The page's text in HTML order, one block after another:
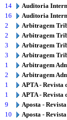
14
Auditoria
16
Auditoria
2
Arbitragem
2
Arbitragem
3
Arbitragem
3
Arbitragem
1
Arbitragem
2
Arbitragem
1
APTA - Revista
1
APTA - Revista
9
Aposta -
10
Aposta -